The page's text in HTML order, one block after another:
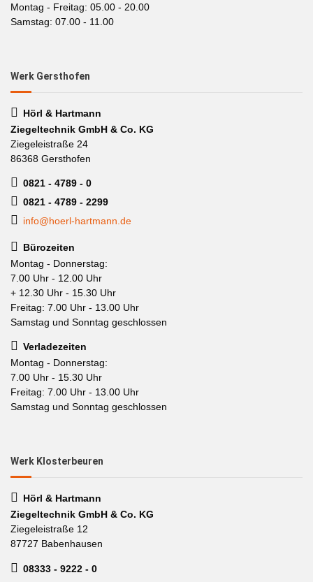
Montag - Freitag: 05.00 - 20.00
Samstag: 07.00 - 11.00
Werk Gersthofen
Hörl & Hartmann
Ziegeltechnik GmbH & Co. KG
Ziegeleistraße 24
86368 Gersthofen
0821 - 4789 - 0
0821 - 4789 - 2299
info@hoerl-hartmann.de
Bürozeiten
Montag - Donnerstag:
7.00 Uhr - 12.00 Uhr
+ 12.30 Uhr - 15.30 Uhr
Freitag: 7.00 Uhr - 13.00 Uhr
Samstag und Sonntag geschlossen
Verladezeiten
Montag - Donnerstag:
7.00 Uhr - 15.30 Uhr
Freitag: 7.00 Uhr - 13.00 Uhr
Samstag und Sonntag geschlossen
Werk Klosterbeuren
Hörl & Hartmann
Ziegeltechnik GmbH & Co. KG
Ziegeleistraße 12
87727 Babenhausen
08333 - 9222 - 0